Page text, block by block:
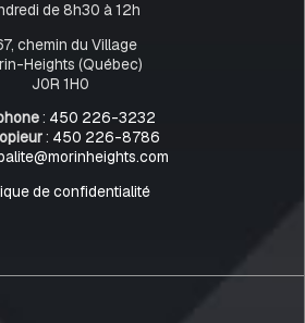
de 8h30 à 12h
chemin du Village
Heights (Québec)
J0R 1H0
: 450 226-3232
: 450 226-8786
de confidentialité